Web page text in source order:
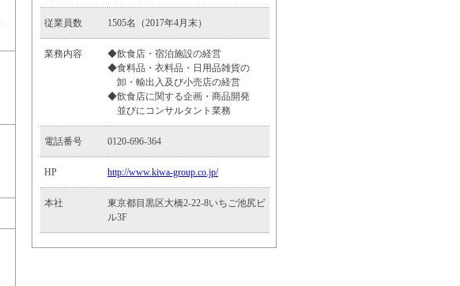
従業員数 1505名（2017年4月末）
業務内容
◆飲食店・宿泊施設の経営
◆食料品・衣料品・日用品雑貨の
卸・輸出入及び小売店の経営
◆飲食店に関する企画・商品開発
並びにコンサルタント業務
電話番号 0120-696-364
HP http://www.kiwa-group.co.jp/
本社
東京都目黒区大橋2-22-8いちご池尻ビ
ル3F